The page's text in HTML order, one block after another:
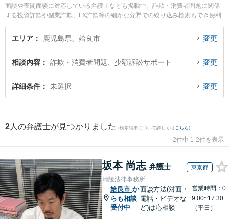
面談や夜間面談に対応している弁護士なども掲載中。詐欺・消費者問題に関係
する投資詐欺や副業詐欺、FX詐欺等の細かな分野での絞り込み検索もでき便利
です。特に宮路法律事務所の宮路 真行弁護士やかじき法律事務所の竹山 真美弁
護士のプロフィール情報や弁護士費用、強みなどが注目されています。『姶良
索したい』『初回相談無料で少額訴訟サポートを法律相談できる姶良市内の弁
護士に相談予約したい』などでお困りの相談者さんにおすすめです。
エリア 鹿児島県、姶良市 変更
相談内容 詐欺・消費者問題、少額訴訟サポート 変更
詳細条件 未選択 変更
2 人の弁護士が見つかりました (検索結果について詳しくは こちら)
2件中 1-2件を表示
坂本 尚志 弁護士 東京都
清陵法律事務所
姶良市 か
らも相談
受付中
面談方法(対面・
電話・ビデオな
ど)は応相談
営業時間：0
9:00~17:30
（平日）